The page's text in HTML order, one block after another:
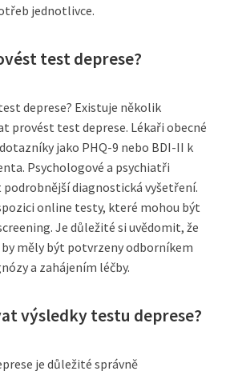
jednotlivce.
test deprese?
deprese? Existuje několik
provést test deprese. Lékaři obecné
jako PHQ-9 nebo BDI-II k
Psychologové a psychiatři
diagnostická vyšetření.
online testy, které mohou být
Je důležité si uvědomit, že
měly být potvrzeny odborníkem
a zahájením léčby.
výsledky testu deprese?
je důležité správně